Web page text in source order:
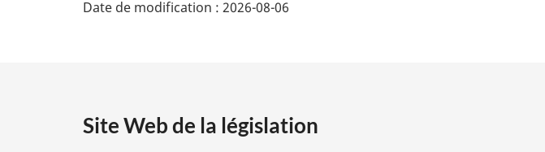
i
Date de modification : 2026-08-06
Site Web de la législation